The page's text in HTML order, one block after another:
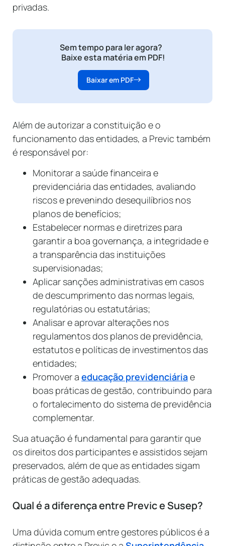
privadas.
Sem tempo para ler agora?
Baixe esta matéria em PDF!
Baixar em PDF
Além de autorizar a constituição e o
funcionamento das entidades, a Previc também
é responsável por:
Monitorar a saúde financeira e
previdenciária das entidades, avaliando
riscos e prevenindo desequilíbrios nos
planos de benefícios;
Estabelecer normas e diretrizes para
garantir a boa governança, a integridade e
a transparência das instituições
supervisionadas;
Aplicar sanções administrativas em casos
de descumprimento das normas legais,
regulatórias ou estatutárias;
Analisar e aprovar alterações nos
regulamentos dos planos de previdência,
estatutos e políticas de investimentos das
entidades;
Promover a educação previdenciáriae
boas práticas de gestão, contribuindo para
o fortalecimento do sistema de previdência
complementar.
Sua atuação é fundamental para garantir que
os direitos dos participantes e assistidos sejam
preservados, além de que as entidades sigam
práticas de gestão adequadas.
Qual é a diferença entre Previc e Susep?
Uma dúvida comum entre gestores públicos é a